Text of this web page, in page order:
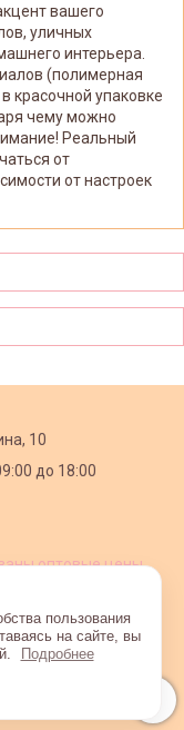
вашего
уличных
интерьера.
(полимерная
красочной упаковке
чему можно
Реальный
от
от настроек
10
до 18:00
оптовые цены,
InSales
пользования
на сайте, вы
Подробнее